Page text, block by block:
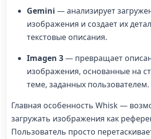
Gemini — анализирует
изображения и создает их
текстовые описания.
Imagen 3— превращает
изображения, основанные на
теме, заданных пользователем.
Главная особенность Whisk —
загружать изображения как
Пользователь просто